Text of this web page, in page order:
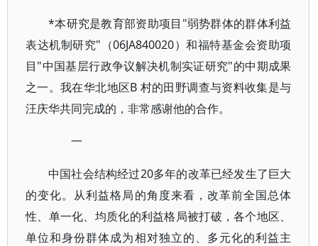
*本研究是教育部资助项目"弱势群体的群体利益
表达机制研究"（06JA840020）和福特基金会资助项
目"中国基层行政争议解决机制实证研究"的中期成果
之一。我在华北地区B 村的田野调查与资料收集是与
汪庆华共同完成的，非常感谢他的合作。
一
中国社会结构经过20多年的改革已经发生了巨大
的变化。从利益格局的角度来看，改革前全国总体
性、单一化、均质化的利益格局被打破，各个地区、
单位和身份群体成为相对独立的、多元化的利益主